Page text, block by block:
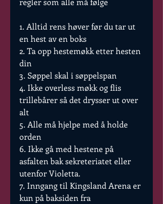
1. Alltid rens høver før du tar ut
en hest av en boks
2. Ta opp hestemøkk etter hesten
din
3. Søppel skal i søppelspan
4. Ikke overless møkk og flis
trillebårer så det drysser ut over
alt
5. Alle må hjelpe med å holde
orden
6. Ikke gå med hestene på
asfalten bak sekreteriatet eller
utenfor Violetta.
7. Inngang til Kingsland Arena er
kun på baksiden fra